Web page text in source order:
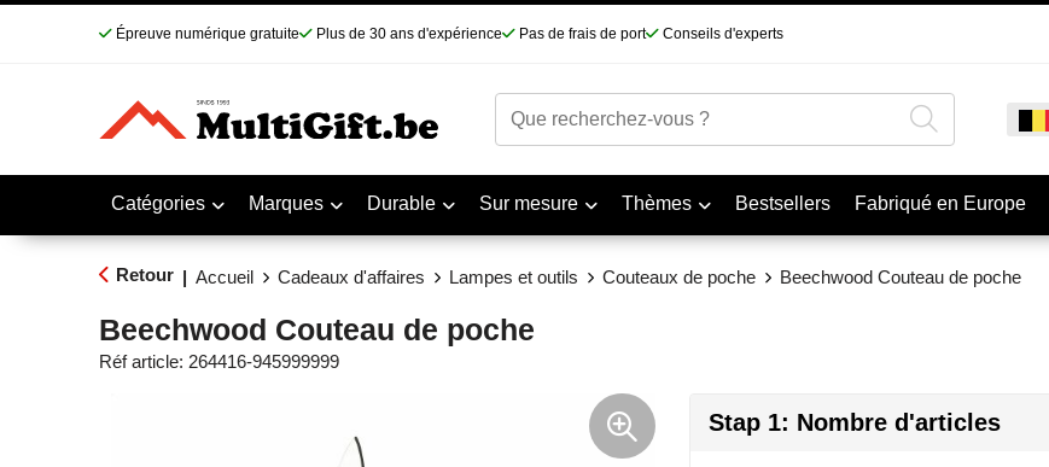
Épreuve numérique gratuite Plus de 30 ans d'expérience Pas de frais de port Conseils d'experts
Catégories Marques Durable Sur mesure Thèmes Bestsellers Fabriqué en Europe
Retour | Accueil Cadeaux d'affaires Lampes et outils Couteaux de poche Beechwood Couteau de poche
Beechwood Couteau de poche
Réf article: 264416-945999999
Stap 1: Nombre d'articles